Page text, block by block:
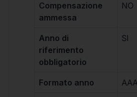
Compensazione
ammessa
NO
Anno di
riferimento
obbligatorio
SI
Formato anno